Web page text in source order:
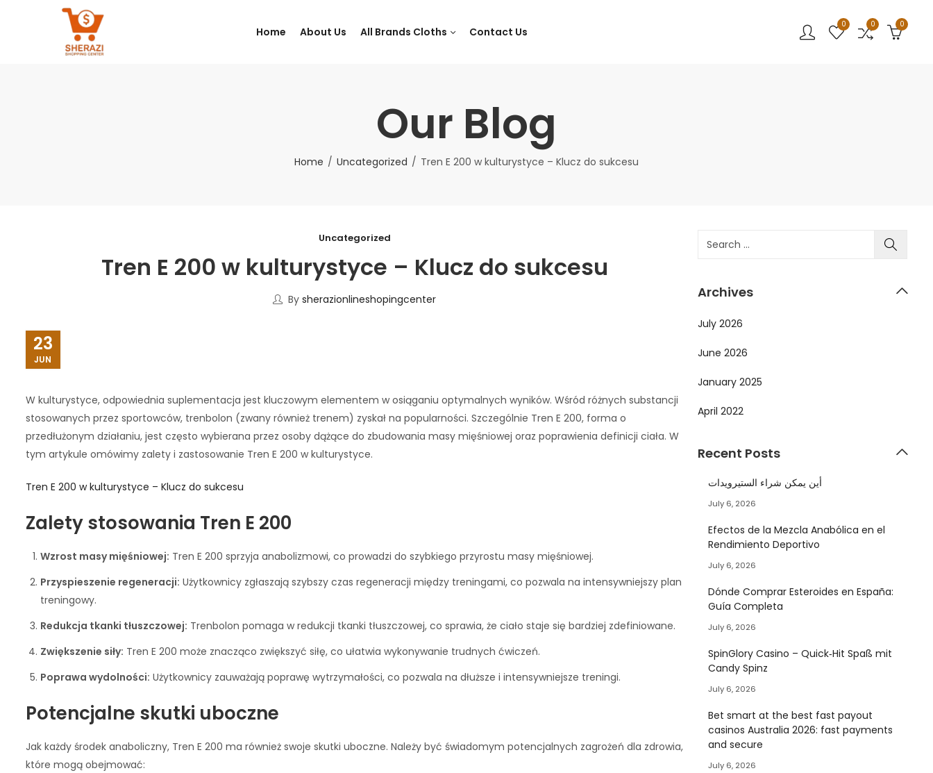
Home About Us All Brands Cloths Contact Us
0 0 0
Our Blog
Home Uncategorized Tren E 200 w kulturystyce – Klucz do sukcesu
Uncategorized
Tren E 200 w kulturystyce – Klucz do sukcesu
Bysherazionlineshopingcenter
23
JUN
W kulturystyce, odpowiednia suplementacja jest kluczowym elementem w osiąganiu optymalnych wyników. Wśród różnych substancji
stosowanych przez sportowców, trenbolon (zwany również trenem) zyskał na popularności. Szczególnie Tren E 200, forma o
przedłużonym działaniu, jest często wybierana przez osoby dążące do zbudowania masy mięśniowej oraz poprawienia definicji ciała. W
tym artykule omówimy zalety i zastosowanie Tren E 200 w kulturystyce.
Tren E 200 w kulturystyce – Klucz do sukcesu
Zalety stosowania Tren E 200
Wzrost masy mięśniowej: Tren E 200 sprzyja anabolizmowi, co prowadzi do szybkiego przyrostu masy mięśniowej.
Przyspieszenie regeneracji: Użytkownicy zgłaszają szybszy czas regeneracji między treningami, co pozwala na intensywniejszy plan
treningowy.
Redukcja tkanki tłuszczowej: Trenbolon pomaga w redukcji tkanki tłuszczowej, co sprawia, że ciało staje się bardziej zdefiniowane.
Zwiększenie siły: Tren E 200 może znacząco zwiększyć siłę, co ułatwia wykonywanie trudnych ćwiczeń.
Poprawa wydolności: Użytkownicy zauważają poprawę wytrzymałości, co pozwala na dłuższe i intensywniejsze treningi.
Potencjalne skutki uboczne
Jak każdy środek anaboliczny, Tren E 200 ma również swoje skutki uboczne. Należy być świadomym potencjalnych zagrożeń dla zdrowia,
które mogą obejmować:
Archives
July 2026
June 2026
January 2025
April 2022
Recent Posts
أين يمكن شراء الستيرويدات
July 6, 2026
Efectos de la Mezcla Anabólica en el
Rendimiento Deportivo
July 6, 2026
Dónde Comprar Esteroides en España:
Guía Completa
July 6, 2026
SpinGlory Casino – Quick‑Hit Spaß mit
Candy Spinz
July 6, 2026
Bet smart at the best fast payout
casinos Australia 2026: fast payments
and secure
July 6, 2026